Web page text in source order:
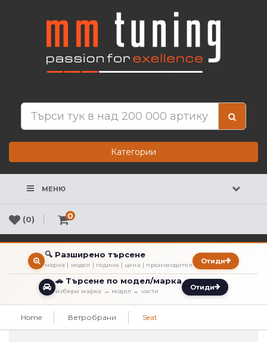
Категории
МЕНЮ
(0) 0
🔍 Разширено търсене
марка | модел | година | цена | производител Отиди
🚗 Търсене по модел/марка
избери марка → модел → части Отиди
Home Ветробрани Seat